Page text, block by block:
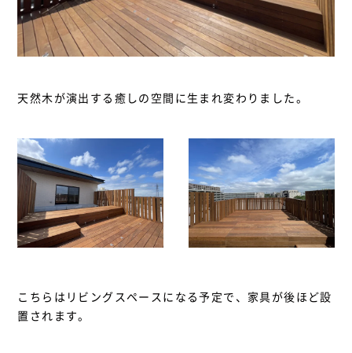
天然木が演出する癒しの空間に生まれ変わりました。
こちらはリビングスペースになる予定で、家具が後ほど設
置されます。